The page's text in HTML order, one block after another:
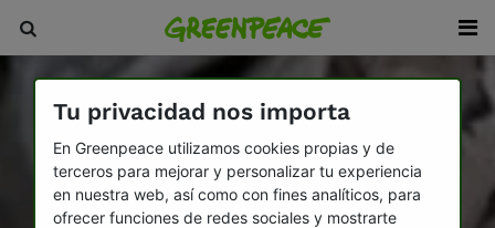
Tu privacidad nos importa
En Greenpeace utilizamos cookies propias y de
terceros para mejorar y personalizar tu experiencia
en nuestra web, así como con fines analíticos, para
ofrecer funciones de redes sociales y mostrarte